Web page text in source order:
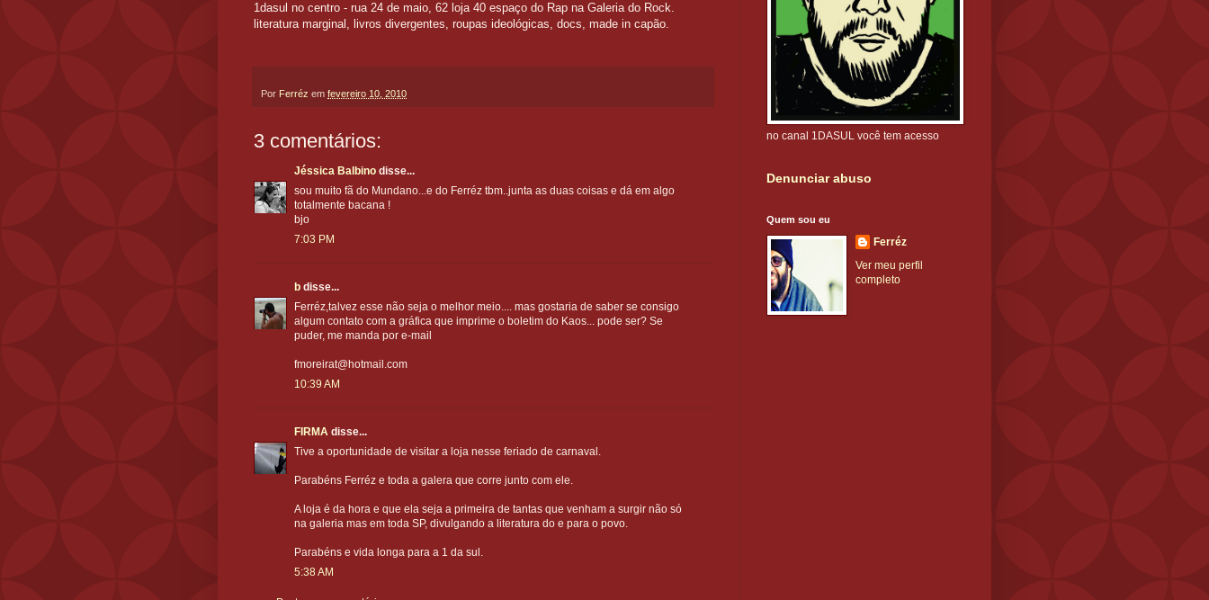
1dasul no centro - rua 24 de maio, 62 loja 40 espaço do Rap na Galeria do Rock.
literatura marginal, livros divergentes, roupas ideológicas, docs, made in capão.
Por Ferréz em fevereiro 10, 2010
3 comentários:
Jéssica Balbino disse...
sou muito fã do Mundano...e do Ferréz tbm..junta as duas coisas e dá em algo
totalmente bacana !
bjo
7:03 PM
b disse...
Ferréz,talvez esse não seja o melhor meio.... mas gostaria de saber se consigo
algum contato com a gráfica que imprime o boletim do Kaos... pode ser? Se
puder, me manda por e-mail
fmoreirat@hotmail.com
10:39 AM
FIRMA disse...
Tive a oportunidade de visitar a loja nesse feriado de carnaval.
Parabéns Ferréz e toda a galera que corre junto com ele.
A loja é da hora e que ela seja a primeira de tantas que venham a surgir não só
na galeria mas em toda SP, divulgando a literatura do e para o povo.
Parabéns e vida longa para a 1 da sul.
5:38 AM
no canal 1DASUL você tem acesso
Denunciar abuso
Quem sou eu
Ferréz
Ver meu perfil
completo